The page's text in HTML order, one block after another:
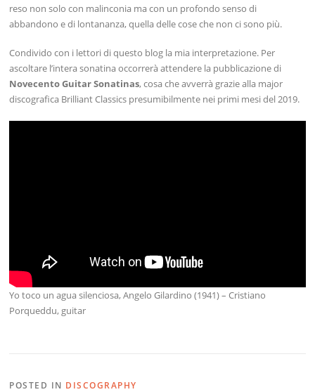
reso non solo con malinconia ma con un profondo senso di
abbandono e di lontananza, quella delle cose che non ci sono più.
Condivido con i lettori di questo blog la mia interpretazione. Per
ascoltare l’intera sonatina occorrerà attendere la pubblicazione di
Novecento Guitar Sonatinas, cosa che avverrà grazie alla major
discografica Brilliant Classics presumibilmente nei primi mesi del 2019.
Yo toco un agua silenciosa, Angelo Gilardino (1941) – Cristiano
Porqueddu, guitar
POSTED IN DISCOGRAPHY